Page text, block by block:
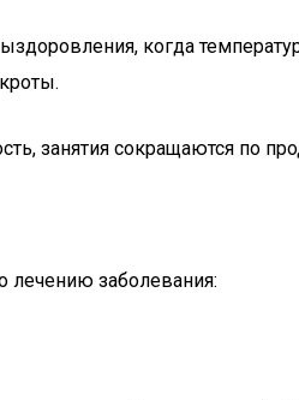
когда
занятия сокращаются по
лечению заболевания: